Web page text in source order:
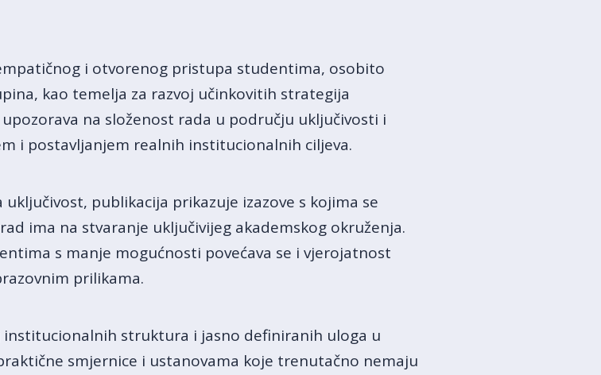
i otvorenog pristupa studentima, osobito
kao temelja za razvoj učinkovitih strategija
na složenost rada u području uključivosti i
i postavljanjem realnih institucionalnih ciljeva.
publikacija prikazuje izazove s kojima se
ima na stvaranje uključivijeg akademskog okruženja.
s manje mogućnosti povećava se i vjerojatnost
prilikama.
institucionalnih struktura i jasno definiranih uloga u
smjernice i ustanovama koje trenutačno nemaju